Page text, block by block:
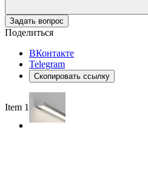
Задать вопрос
Поделиться
ВКонтакте
Telegram
Скопировать ссылку
Item 1 of 5